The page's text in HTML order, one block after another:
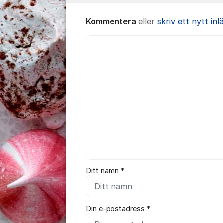
Kommentera eller skriv ett nytt
Ditt namn *
Din e-postadress *